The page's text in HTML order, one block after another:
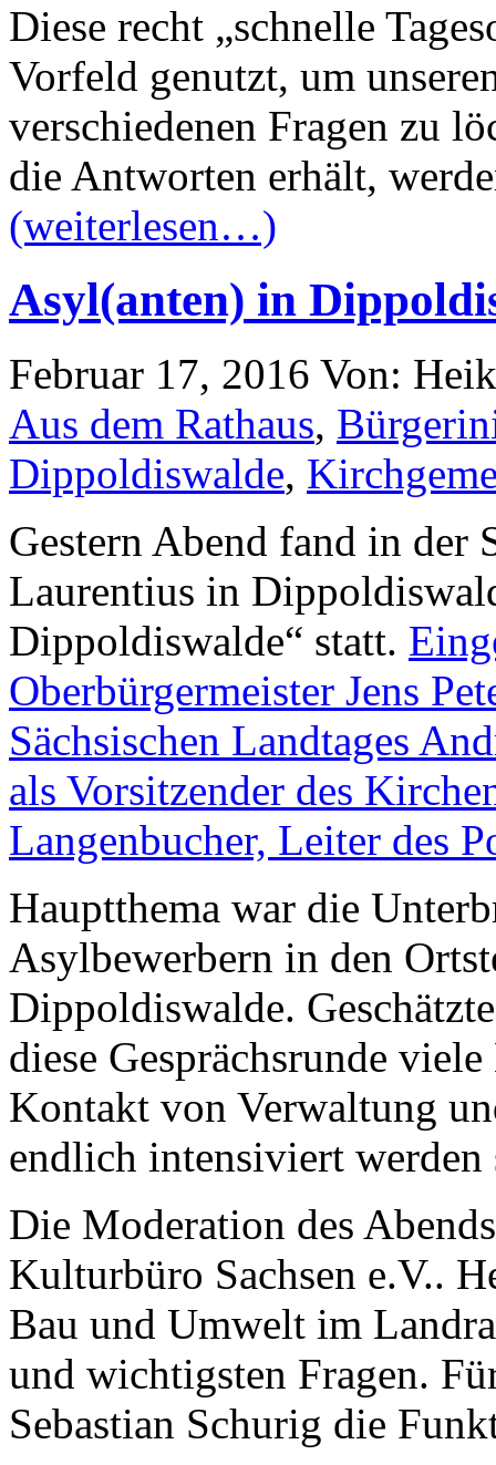
Diese recht „schnelle
Vorfeld genutzt, um
verschiedenen Fragen zu
die Antworten erhält,
(weiterlesen…)
Asyl(anten) in
Februar 17, 2016 Von:
Aus dem Rathaus,
Dippoldiswalde,
Gestern Abend fand in der
Laurentius in
Dippoldiswalde“ statt.
Oberbürgermeister Jens
Sächsischen Landtages
als Vorsitzender des
Langenbucher, Leiter des
Hauptthema war die
Asylbewerbern in den
Dippoldiswalde.
diese Gesprächsrunde
Kontakt von Verwaltung
endlich intensiviert werden
Die Moderation des
Kulturbüro Sachsen e.V..
Bau und Umwelt im
und wichtigsten Fragen.
Sebastian Schurig die